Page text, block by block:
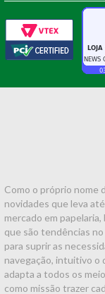
Como o próprio nome
novidades que leva
mercado em
que são tendências
para suprir as
navegação, intuitivo o
adapta a todos os
como missão trazer